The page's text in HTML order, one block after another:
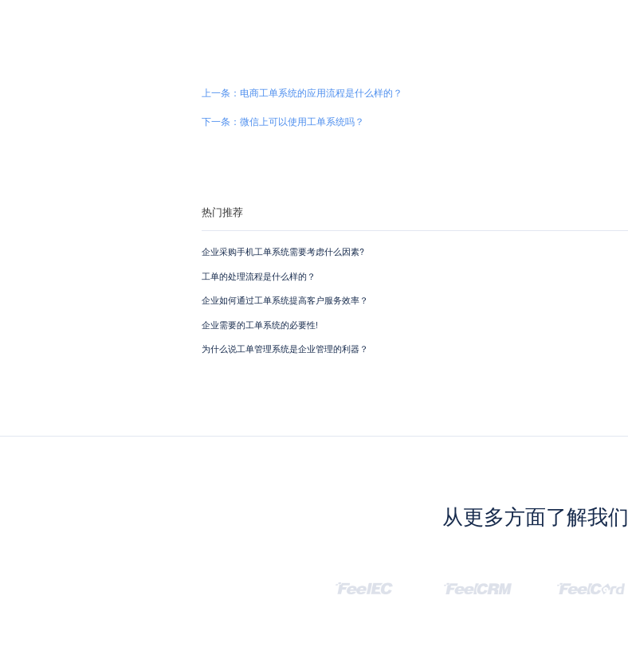
上一条：电商工单系统的应用流程是什么样的？
下一条：微信上可以使用工单系统吗？
热门推荐
企业采购手机工单系统需要考虑什么因素?
工单的处理流程是什么样的？
企业如何通过工单系统提高客户服务效率？
企业需要的工单系统的必要性!
为什么说工单管理系统是企业管理的利器？
从更多方面了解我们